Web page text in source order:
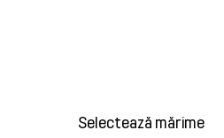
Selectează mărime